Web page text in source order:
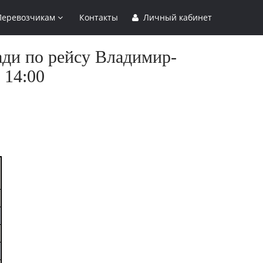
Контакты Личный кабинет
по рейсу Владимир-
14:00